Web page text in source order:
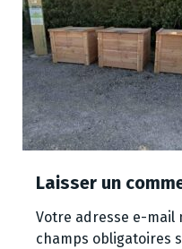
Laisser un
Votre adresse e-mail
champs obligatoires